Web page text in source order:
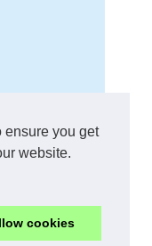
ensure you get
website.
cookies